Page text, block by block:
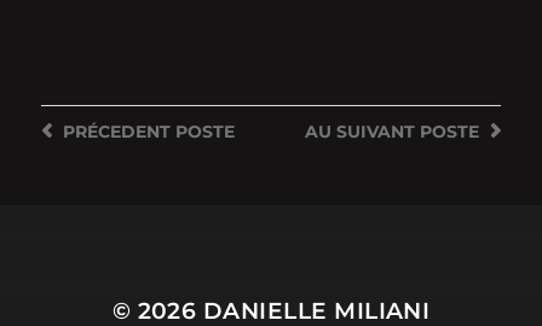
AU SUIVANT POSTE
PRÉCEDENTPOSTE
© 2026 DANIELLE MILIANI